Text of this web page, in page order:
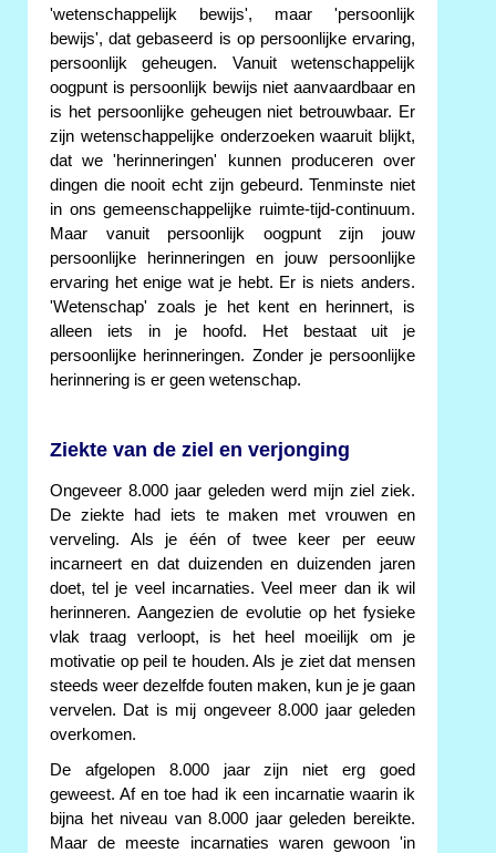
'wetenschappelijk bewijs', maar 'persoonlijk
bewijs', dat gebaseerd is op persoonlijke ervaring,
persoonlijk geheugen. Vanuit wetenschappelijk
oogpunt is persoonlijk bewijs niet aanvaardbaar en
is het persoonlijke geheugen niet betrouwbaar. Er
zijn wetenschappelijke onderzoeken waaruit blijkt,
dat we 'herinneringen' kunnen produceren over
dingen die nooit echt zijn gebeurd. Tenminste niet
in ons gemeenschappelijke ruimte-tijd-continuum.
Maar vanuit persoonlijk oogpunt zijn jouw
persoonlijke herinneringen en jouw persoonlijke
ervaring het enige wat je hebt. Er is niets anders.
'Wetenschap' zoals je het kent en herinnert, is
alleen iets in je hoofd. Het bestaat uit je
persoonlijke herinneringen. Zonder je persoonlijke
herinnering is er geen wetenschap.
Ziekte van de ziel en verjonging
Ongeveer 8.000 jaar geleden werd mijn ziel ziek.
De ziekte had iets te maken met vrouwen en
verveling. Als je één of twee keer per eeuw
incarneert en dat duizenden en duizenden jaren
doet, tel je veel incarnaties. Veel meer dan ik wil
herinneren. Aangezien de evolutie op het fysieke
vlak traag verloopt, is het heel moeilijk om je
motivatie op peil te houden. Als je ziet dat mensen
steeds weer dezelfde fouten maken, kun je je gaan
vervelen. Dat is mij ongeveer 8.000 jaar geleden
overkomen.
De afgelopen 8.000 jaar zijn niet erg goed
geweest. Af en toe had ik een incarnatie waarin ik
bijna het niveau van 8.000 jaar geleden bereikte.
Maar de meeste incarnaties waren gewoon 'in